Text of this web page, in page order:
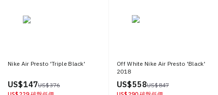
Nike Air Presto 'Triple Black'
US$ 147US$ 376
Off White Nike Air Presto 'Black'
2018
US$ 558US$ 847